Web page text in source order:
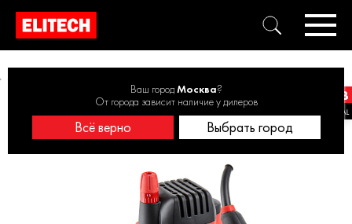
Ваш городМосква?
От города зависит наличие у дилеров
Всё верно Выбрать город